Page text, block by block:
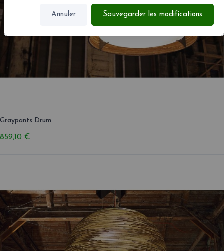
Annuler Sauvegarder les modifications
Graypants Drum
859,10 €